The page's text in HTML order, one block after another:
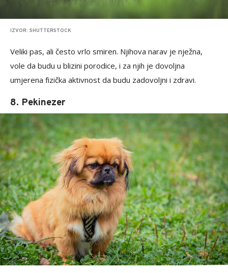
IZVOR: SHUTTERSTOCK
Veliki pas, ali često vrlo smiren. Njihova narav je nježna,
vole da budu u blizini porodice, i za njih je dovoljna
umjerena fizička aktivnost da budu zadovoljni i zdravi.
8. Pekinezer